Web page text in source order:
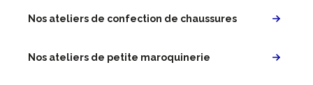
Nos ateliers de confection de chaussures
Nos ateliers de petite maroquinerie